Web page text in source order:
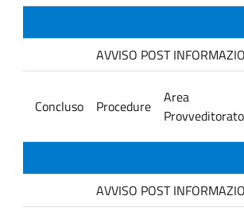
AVVISO POST
Concluso Procedure
Area
Provveditorato
AVVISO POST